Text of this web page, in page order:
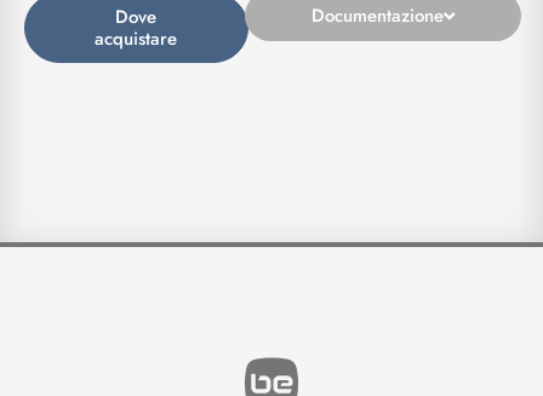
Dove
acquistare
Documentazione